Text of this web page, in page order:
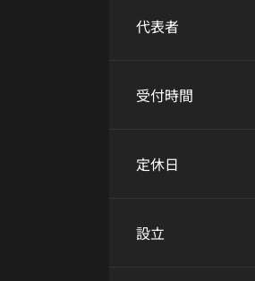
代表者
受付時間
定休日
設立